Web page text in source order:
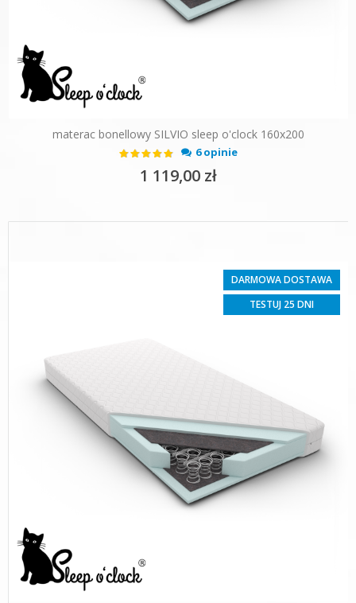
materac bonellowy SILVIO sleep o'clock 160x200
Ocena:
93%
6 opinie
1 119,00 zł
DARMOWA DOSTAWA
TESTUJ 25 DNI